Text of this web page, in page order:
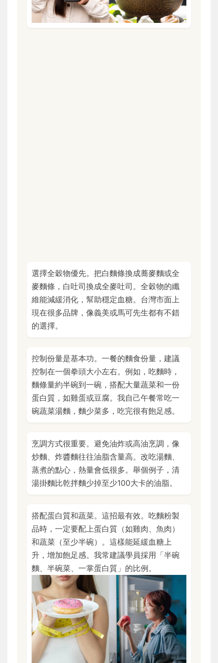
選擇全穀物優先。把白麵條換成蕎麥麵或全
麥麵條，白吐司換成全麥吐司。全穀物的纖
維能減緩消化，幫助穩定血糖。台灣市面上
現在很多品牌，像義美或馬可先生都有不錯
的選擇。
控制份量是基本功。一餐的麵食份量，建議
控制在一個拳頭大小左右。例如，吃麵時，
麵條量約半碗到一碗，搭配大量蔬菜和一份
蛋白質，如雞蛋或豆腐。我自己午餐常吃一
碗蔬菜湯麵，麵少菜多，吃完很有飽足感。
烹調方式很重要。避免油炸或高油烹調，像
炒麵、炸醬麵往往油脂含量高。改吃湯麵、
蒸煮的點心，熱量會低很多。舉個例子，清
湯掛麵比乾拌麵少掉至少100大卡的油脂。
搭配蛋白質和蔬菜。這招最有效。吃麵粉製
品時，一定要配上蛋白質（如雞肉、魚肉）
和蔬菜（至少半碗）。這樣能延緩血糖上
升，增加飽足感。我常建議學員採用「半碗
麵、半碗菜、一掌蛋白質」的比例。